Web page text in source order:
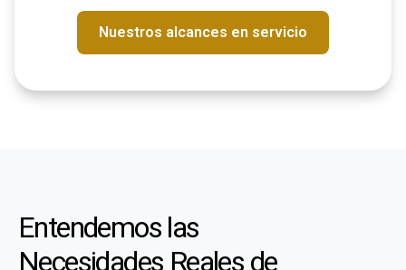
Nuestros alcances en servicio
Entendemos las
Necesidades Reales de